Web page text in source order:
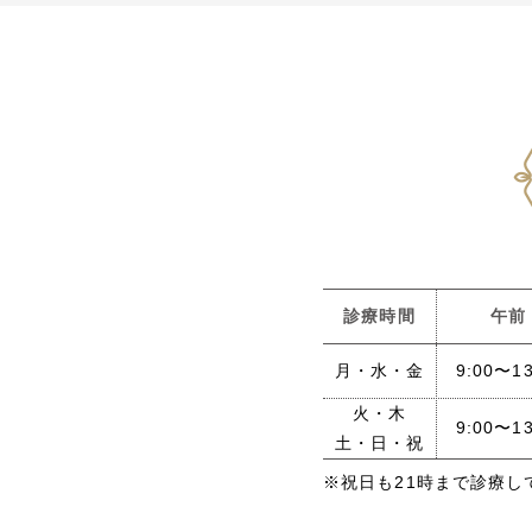
診療時間 午前
月・水・金 9:00〜
火・木
土・日・祝
9:00〜
※祝日も21時まで診療し